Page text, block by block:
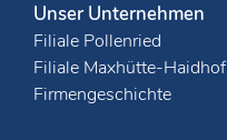
Unser Unternehmen
Filiale Pollenried
Filiale Maxhütte-Haidhof
Firmengeschichte